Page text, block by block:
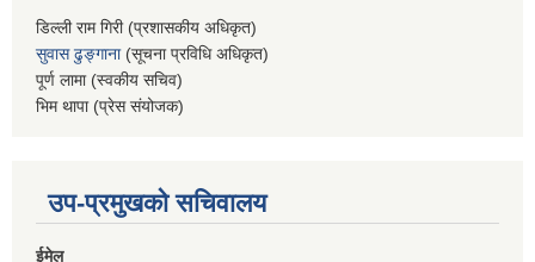
डिल्ली राम गिरी (प्रशासकीय अधिकृत)
सुवास ढुङ्गाना(सूचना प्रविधि अधिकृत)
पूर्ण लामा (स्वकीय सचिव)
भिम थापा (प्रेस संयोजक)
उप-प्रमुखको सचिवालय
ईमेल